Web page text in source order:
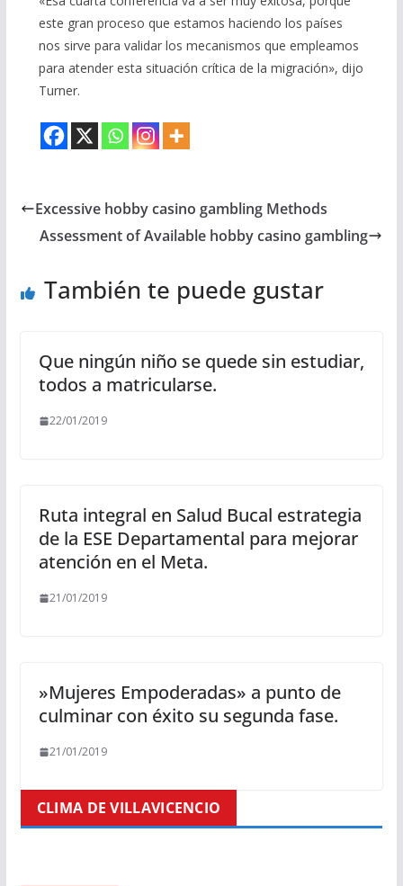
este gran proceso que estamos haciendo los países
nos sirve para validar los mecanismos que empleamos
para atender esta situación crítica de la migración», dijo
Turner.
Excessive hobby casino gambling Methods
Assessment of Available hobby casino gambling
También te puede gustar
Que ningún niño se quede sin estudiar,
todos a matricularse.
22/01/2019
Ruta integral en Salud Bucal estrategia
de la ESE Departamental para mejorar
atención en el Meta.
21/01/2019
»Mujeres Empoderadas» a punto de
culminar con éxito su segunda fase.
21/01/2019
CLIMA DE VILLAVICENCIO